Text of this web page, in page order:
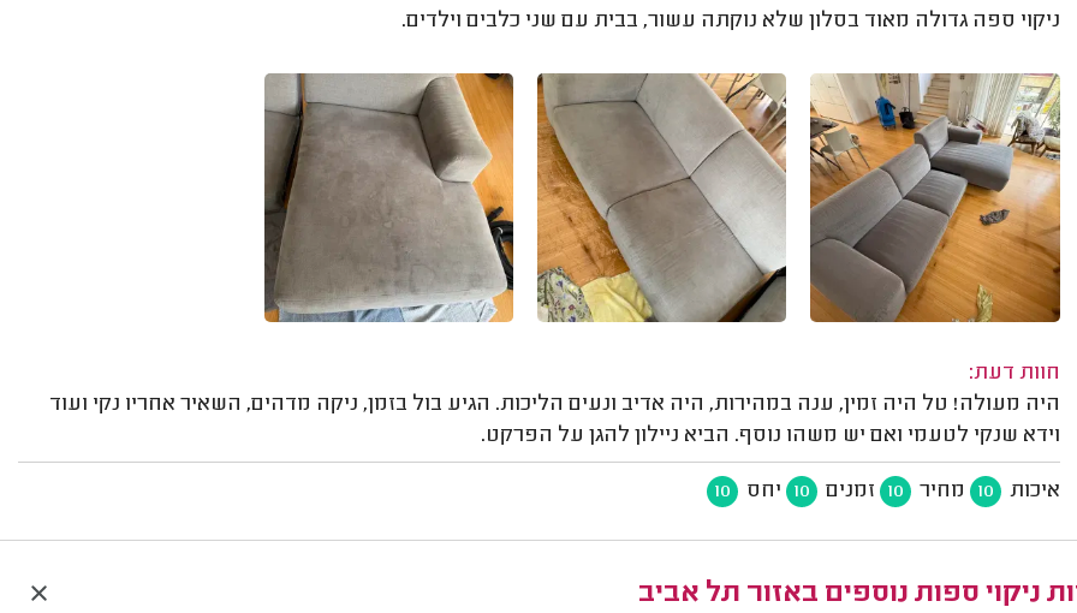
ניקוי ספה גדולה מאוד בסלון שלא נוקתה עשור, בבית עם שני כלבים וילדים.
חוות דעת:
היה מעולה! טל היה זמין, ענה במהירות, היה אדיב ונעים הליכות. הגיע בול בזמן, ניקה מדהים, השאיר אחריו נקי ועוד
וידא שנקי לטעמי ואם יש משהו נוסף. הביא ניילון להגן על הפרקט.
איכות 10 מחיר 10 זמנים 10 יחס 10
ניקוי ספות נוספים באזור תל אביב